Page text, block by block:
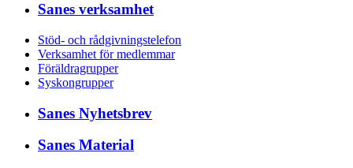
Sanes verksamhet
Stöd- och rådgivningstelefon
Verksamhet för medlemmar
Föräldragrupper
Syskongrupper
Sanes Nyhetsbrev
Sanes Material